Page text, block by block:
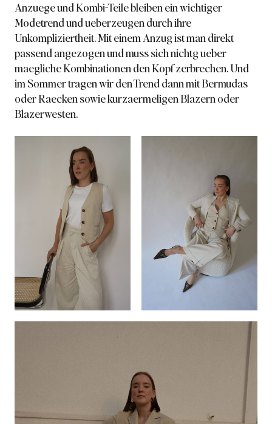
Anzuege und Kombi-Teile bleiben ein wichtiger
Modetrend und ueberzeugen durch ihre
Unkompliziertheit. Mit einem Anzug ist man direkt
passend angezogen und muss sich nichtg ueber
maegliche Kombinationen den Kopf zerbrechen. Und
im Sommer tragen wir den Trend dann mit Bermudas
oder Raecken sowie kurzaermeligen Blazern oder
Blazerwesten.